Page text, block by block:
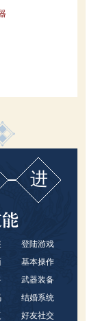
进
登陆游戏
基本操作
武器装备
结婚系统
好友社交